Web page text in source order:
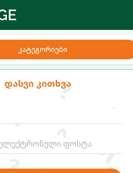
კატეგორიები
დასვი კითხვა